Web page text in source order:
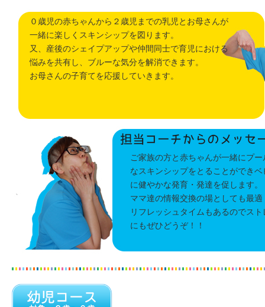
０歳児の赤ちゃんから２歳児までの乳児とお母さんが
一緒に楽しくスキンシップを図ります。
又、産後のシェイプアップや仲間同士で育児における
悩みを共有し、ブルーな気分を解消できます。
お母さんの子育てを応援していきます。
ご家族の方と赤ちゃんが一緒にプ
なスキンシップをとることができ
に健やかな発育・発達を促します。
ママ達の情報交換の場としても最適
リフレッシュタイムもあるのでス
にもぜひどうぞ！！